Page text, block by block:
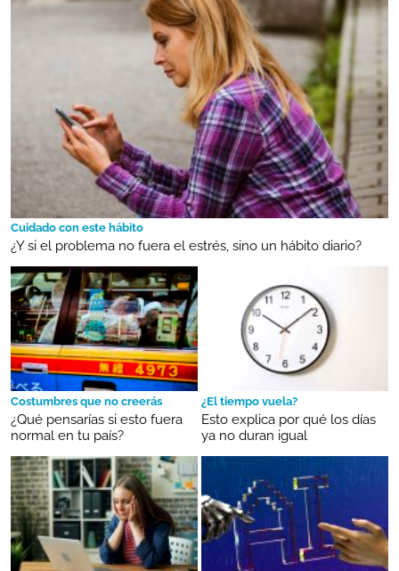
Cuidado con este hábito
¿Y si el problema no fuera el estrés, sino un hábito diario?
Costumbres que no creerás
¿Qué pensarías si esto fuera
normal en tu país?
¿El tiempo vuela?
Esto explica por qué los días
ya no duran igual